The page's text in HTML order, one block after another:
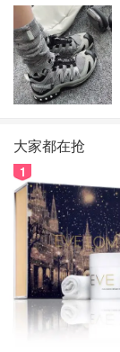
大家都在抢
1